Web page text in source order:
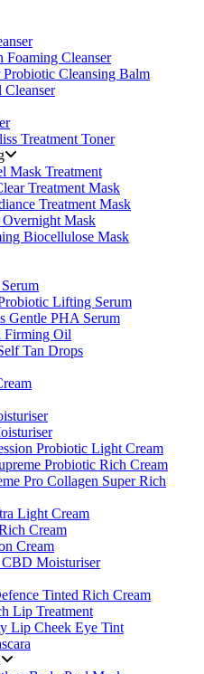
Foaming Cleanser
Cleansing Balm
Cleanser
Treatment Toner
Mask Treatment
Treatment Mask
Treatment Mask
Mask
Biocellulose Mask
Lifting Serum
Gentle PHA Serum
Firming Oil
Tan Drops
Probiotic Light Cream
Probiotic Rich Cream
Pro Collagen Super Rich
Light Cream
Cream
Cream
Moisturiser
Tinted Rich Cream
Lip Treatment
Lip Cheek Eye Tint